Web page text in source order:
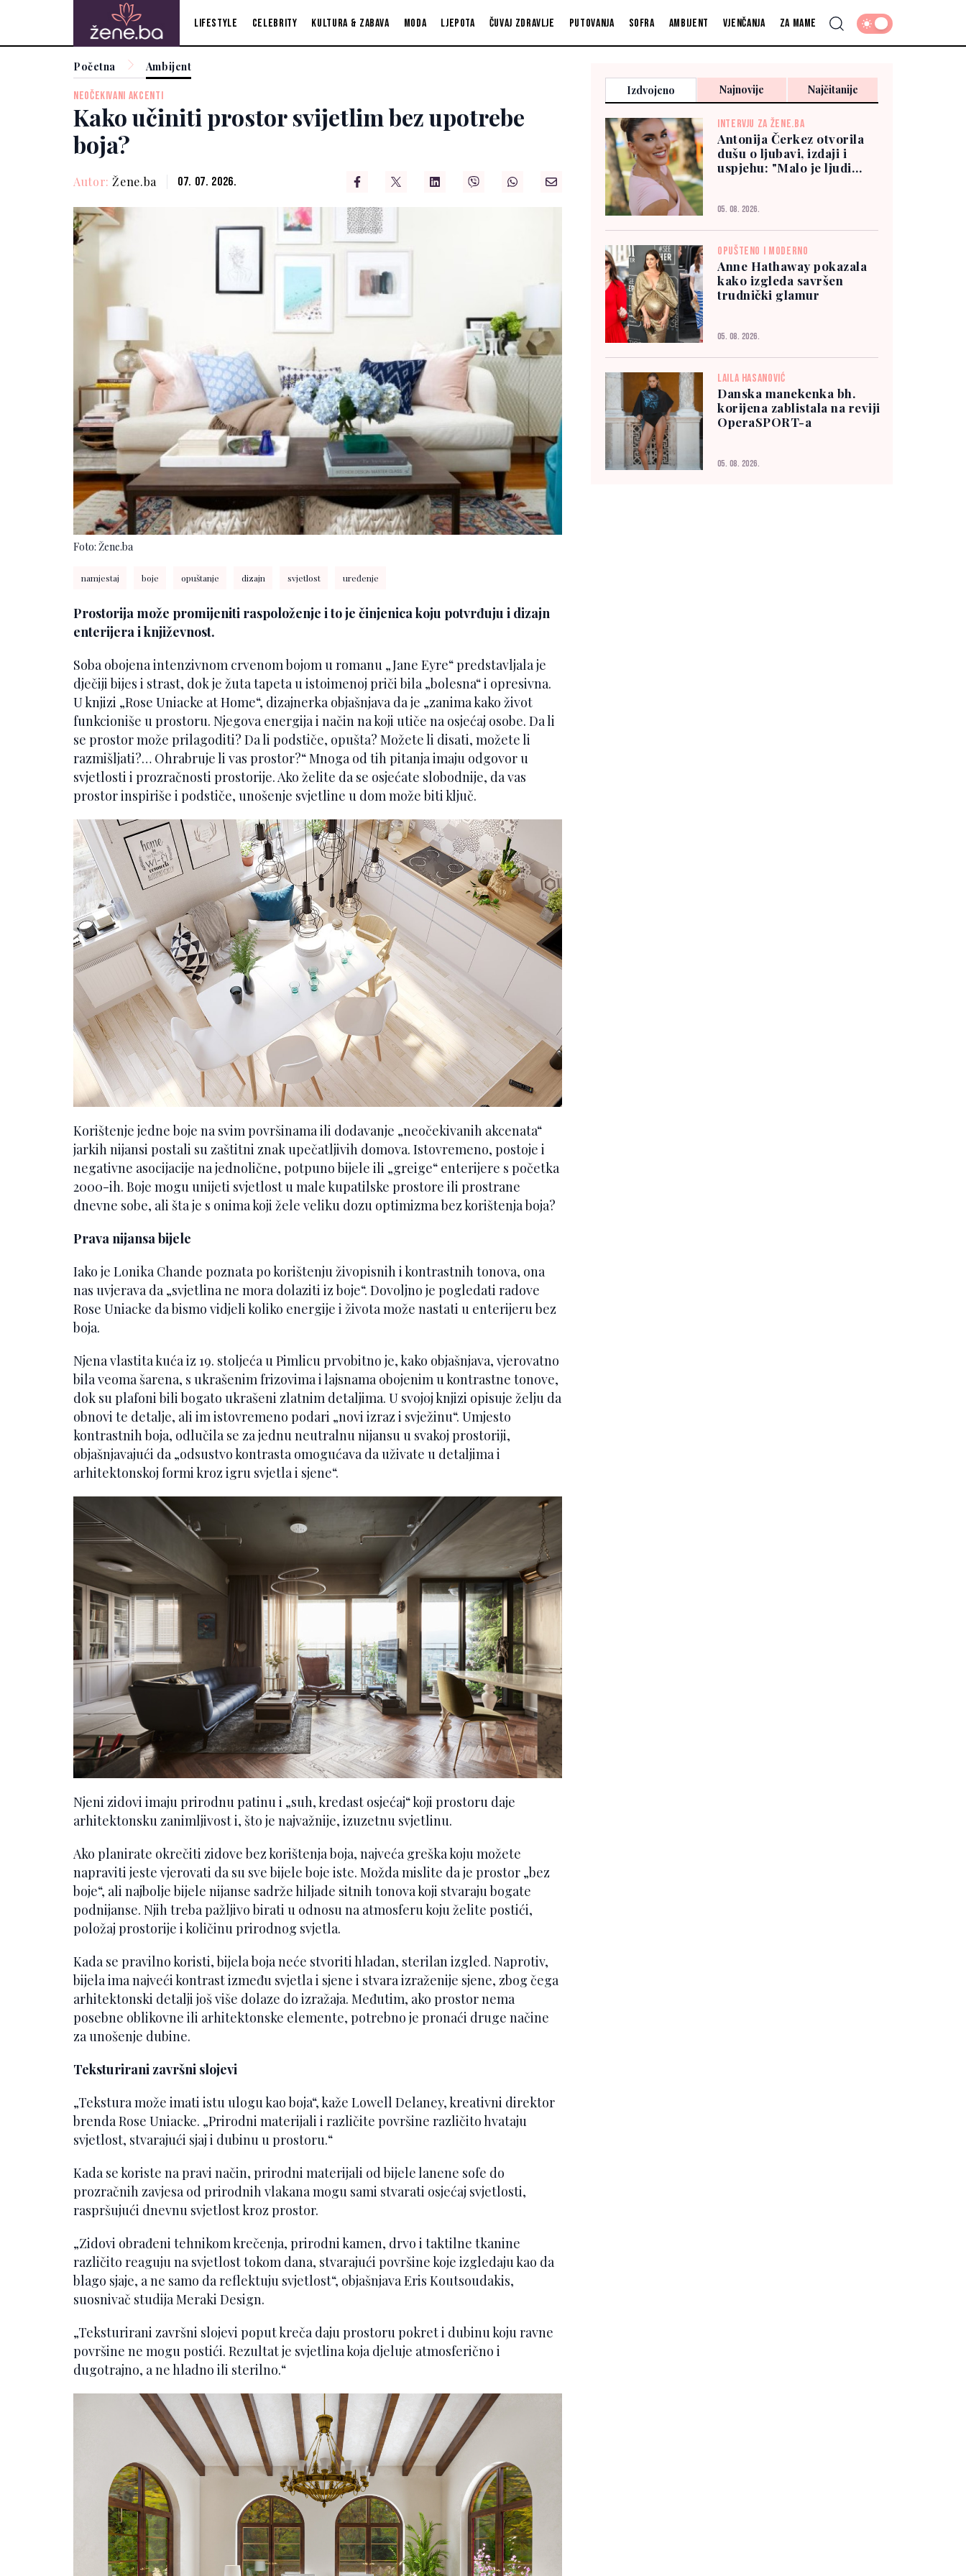
Lifestyle Celebrity Kultura & zabava Moda Ljepota Čuvaj zdravlje Putovanja Sofra Ambijent Vjenčanja Za mame
Početna Ambijent
NEOČEKIVANI AKCENTI
Kako učiniti prostor svijetlim bez upotrebe
boja?
Autor: Žene.ba 07. 07. 2026.
Foto: Žene.ba
namjestaj boje opuštanje dizajn svjetlost uređenje
Prostorija može promijeniti raspoloženje i to je činjenica koju potvrđuju i dizajn
enterijera i književnost.
Soba obojena intenzivnom crvenom bojom u romanu „Jane Eyre“ predstavljala je
dječiji bijes i strast, dok je žuta tapeta u istoimenoj priči bila „bolesna“ i opresivna.
U knjizi „Rose Uniacke at Home“, dizajnerka objašnjava da je „zanima kako život
funkcioniše u prostoru. Njegova energija i način na koji utiče na osjećaj osobe. Da li
se prostor može prilagoditi? Da li podstiče, opušta? Možete li disati, možete li
razmišljati?… Ohrabruje li vas prostor?“ Mnoga od tih pitanja imaju odgovor u
svjetlosti i prozračnosti prostorije. Ako želite da se osjećate slobodnije, da vas
prostor inspiriše i podstiče, unošenje svjetline u dom može biti ključ.
Korištenje jedne boje na svim površinama ili dodavanje „neočekivanih akcenata“
jarkih nijansi postali su zaštitni znak upečatljivih domova. Istovremeno, postoje i
negativne asocijacije na jednolične, potpuno bijele ili „greige“ enterijere s početka
2000-ih. Boje mogu unijeti svjetlost u male kupatilske prostore ili prostrane
dnevne sobe, ali šta je s onima koji žele veliku dozu optimizma bez korištenja boja?
Prava nijansa bijele
Iako je Lonika Chande poznata po korištenju živopisnih i kontrastnih tonova, ona
nas uvjerava da „svjetlina ne mora dolaziti iz boje“. Dovoljno je pogledati radove
Rose Uniacke da bismo vidjeli koliko energije i života može nastati u enterijeru bez
boja.
Njena vlastita kuća iz 19. stoljeća u Pimlicu prvobitno je, kako objašnjava, vjerovatno
bila veoma šarena, s ukrašenim frizovima i lajsnama obojenim u kontrastne tonove,
dok su plafoni bili bogato ukrašeni zlatnim detaljima. U svojoj knjizi opisuje želju da
obnovi te detalje, ali im istovremeno podari „novi izraz i svježinu“. Umjesto
kontrastnih boja, odlučila se za jednu neutralnu nijansu u svakoj prostoriji,
objašnjavajući da „odsustvo kontrasta omogućava da uživate u detaljima i
arhitektonskoj formi kroz igru svjetla i sjene“.
Njeni zidovi imaju prirodnu patinu i „suh, kredast osjećaj“ koji prostoru daje
arhitektonsku zanimljivost i, što je najvažnije, izuzetnu svjetlinu.
Ako planirate okrečiti zidove bez korištenja boja, najveća greška koju možete
napraviti jeste vjerovati da su sve bijele boje iste. Možda mislite da je prostor „bez
boje“, ali najbolje bijele nijanse sadrže hiljade sitnih tonova koji stvaraju bogate
podnijanse. Njih treba pažljivo birati u odnosu na atmosferu koju želite postići,
položaj prostorije i količinu prirodnog svjetla.
Kada se pravilno koristi, bijela boja neće stvoriti hladan, sterilan izgled. Naprotiv,
bijela ima najveći kontrast između svjetla i sjene i stvara izraženije sjene, zbog čega
arhitektonski detalji još više dolaze do izražaja. Međutim, ako prostor nema
posebne oblikovne ili arhitektonske elemente, potrebno je pronaći druge načine
za unošenje dubine.
Teksturirani završni slojevi
„Tekstura može imati istu ulogu kao boja“, kaže Lowell Delaney, kreativni direktor
brenda Rose Uniacke. „Prirodni materijali i različite površine različito hvataju
svjetlost, stvarajući sjaj i dubinu u prostoru.“
Kada se koriste na pravi način, prirodni materijali od bijele lanene sofe do
prozračnih zavjesa od prirodnih vlakana mogu sami stvarati osjećaj svjetlosti,
raspršujući dnevnu svjetlost kroz prostor.
„Zidovi obrađeni tehnikom krečenja, prirodni kamen, drvo i taktilne tkanine
različito reaguju na svjetlost tokom dana, stvarajući površine koje izgledaju kao da
blago sjaje, a ne samo da reflektuju svjetlost“, objašnjava Eris Koutsoudakis,
suosnivač studija Meraki Design.
„Teksturirani završni slojevi poput kreča daju prostoru pokret i dubinu koju ravne
površine ne mogu postići. Rezultat je svjetlina koja djeluje atmosferično i
dugotrajno, a ne hladno ili sterilno.“
Izdvojeno Najnovije Najčitanije
INTERVJU ZA ŽENE.BA
Antonija Čerkez otvorila
dušu o ljubavi, izdaji i
uspjehu: "Malo je ljudi
05. 08. 2026.
OPUŠTENO I MODERNO
Anne Hathaway pokazala
kako izgleda savršen
trudnički glamur
05. 08. 2026.
LAILA HASANOVIĆ
Danska manekenka bh.
korijena zablistala na reviji
OperaSPORT-a
05. 08. 2026.